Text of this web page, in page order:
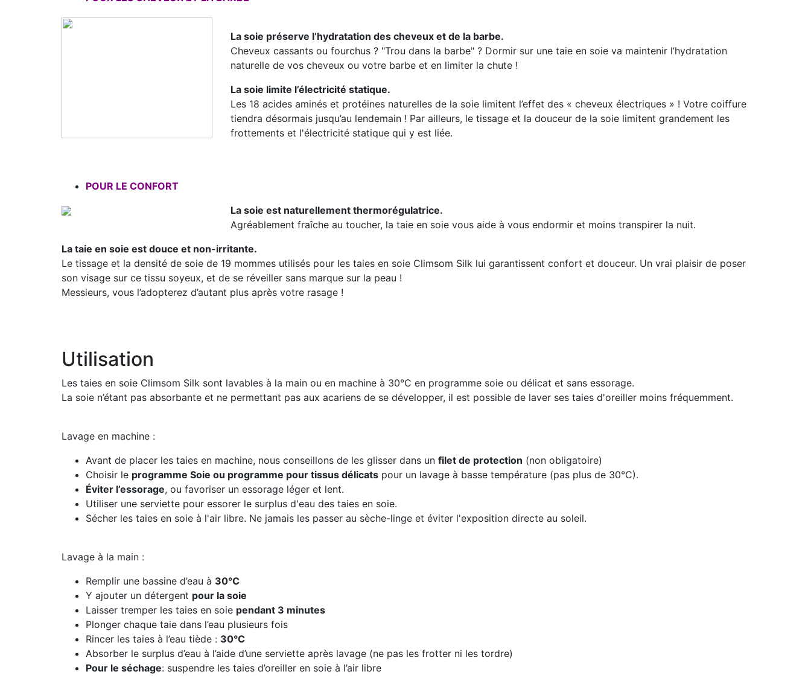
La soie préserve l’hydratation des cheveux et de la barbe.
Cheveux cassants ou fourchus ? "Trou dans la barbe" ? Dormir sur une taie en soie va maintenir l’hydratation
naturelle de vos cheveux ou votre barbe et en limiter la chute !
La soie limite l’électricité statique.
Les 18 acides aminés et protéines naturelles de la soie limitent l’effet des « cheveux électriques » ! Votre coiffure
tiendra désormais jusqu’au lendemain ! Par ailleurs, le tissage et la douceur de la soie limitent grandement les
frottements et l'électricité statique qui y est liée.
POUR LE CONFORT
La soie est naturellement thermorégulatrice.
Agréablement fraîche au toucher, la taie en soie vous aide à vous endormir et moins transpirer la nuit.
La taie en soie est douce et non-irritante.
Le tissage et la densité de soie de 19 mommes utilisés pour les taies en soie Climsom Silk lui garantissent confort et douceur. Un vrai plaisir de poser
son visage sur ce tissu soyeux, et de se réveiller sans marque sur la peau !
Messieurs, vous l’adopterez d’autant plus après votre rasage !
Utilisation
Les taies en soie Climsom Silk sont lavables à la main ou en machine à 30°C en programme soie ou délicat et sans essorage.
La soie n’étant pas absorbante et ne permettant pas aux acariens de se développer, il est possible de laver ses taies d'oreiller moins fréquemment.
Lavage en machine :
Avant de placer les taies en machine, nous conseillons de les glisser dans un filet de protection (non obligatoire)
Choisir le programme Soie ou programme pour tissus délicats pour un lavage à basse température (pas plus de 30°C).
Éviter l’essorage, ou favoriser un essorage léger et lent.
Utiliser une serviette pour essorer le surplus d'eau des taies en soie.
Sécher les taies en soie à l'air libre. Ne jamais les passer au sèche-linge et éviter l'exposition directe au soleil.
Lavage à la main :
Remplir une bassine d’eau à 30°C
Y ajouter un détergent pour la soie
Laisser tremper les taies en soie pendant 3 minutes
Plonger chaque taie dans l’eau plusieurs fois
Rincer les taies à l’eau tiède : 30°C
Absorber le surplus d’eau à l’aide d’une serviette après lavage (ne pas les frotter ni les tordre)
Pour le séchage: suspendre les taies d’oreiller en soie à l’air libre